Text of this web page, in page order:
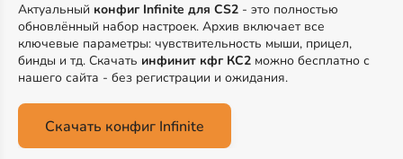
Актуальный конфиг Infinite для CS2 - это полностью
обновлённый набор настроек. Архив включает все
ключевые параметры: чувствительность мыши, прицел,
бинды и тд. Скачать инфинит кфг КС2 можно бесплатно с
нашего сайта - без регистрации и ожидания.
Скачать конфиг Infinite